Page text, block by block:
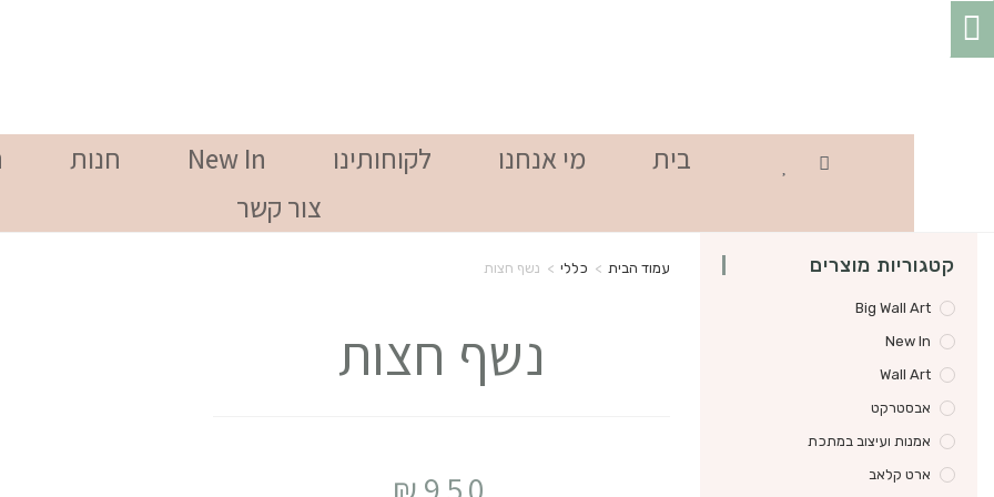
בית מי אנחנו לקוחותינו New In חנות
צור קשר
קטגוריות מוצרים
Big Wall Art
New In
Wall Art
אבסטרקט
אמנות ועיצוב במתכת
ארט קלאב
עמוד הבית > כללי > נשף חצות
נשף חצות